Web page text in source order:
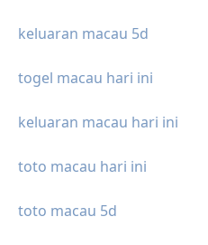
keluaran macau 5d
togel macau hari ini
keluaran macau hari ini
toto macau hari ini
toto macau 5d